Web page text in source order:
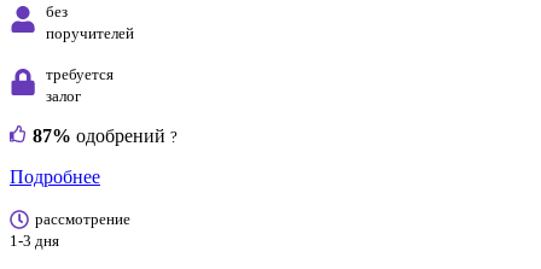
без
поручителей
требуется
залог
87% одобрений ?
Подробнее
рассмотрение
1-3 дня